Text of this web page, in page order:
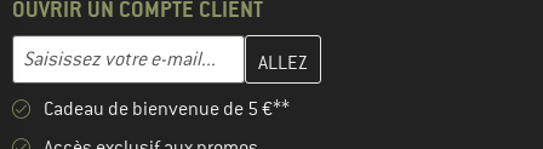
OUVRIR UN COMPTE CLIENT
Adresse e-mail
Entrez votre adresse e-mail ici et créez votre compte client à la
Cadeau de bienvenue de 5 €**